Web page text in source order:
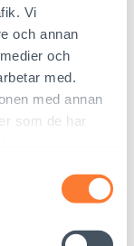
Vi
och annan
och
med.
med annan
som de har
webbplats
om
Väsentliga
dom för